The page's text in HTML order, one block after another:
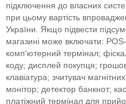
підключення до власних
при цьому вартість
України. Якщо підвести
магазині може включати:
комп'ютерний термінал;
коду; дисплей покупця;
клавіатура; зчитувач
монітор; детектор банкнот;
платіжний термінал для